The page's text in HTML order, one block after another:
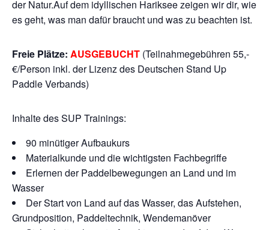
der Natur.Auf dem idyllischen Hariksee zeigen wir dir, wie
es geht, was man dafür braucht und was zu beachten ist.
Freie Plätze: AUSGEBUCHT (Teilnahmegebühren 55,-
€/Person inkl. der Lizenz des Deutschen Stand Up
Paddle Verbands)
Inhalte des SUP Trainings:
90 minütiger Aufbaukurs
Materialkunde und die wichtigsten Fachbegriffe
Erlernen der Paddelbewegungen an Land und im
Wasser
Der Start von Land auf das Wasser, das Aufstehen,
Grundposition, Paddeltechnik, Wendemanöver